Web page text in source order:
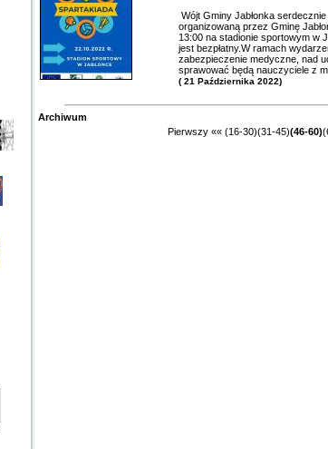
Wójt Gminy Jabłonka
organizowaną przez Gminę
13:00 na stadionie sportowym w
jest bezpłatny.W ramach
zabezpieczenie medyczne, nad
sprawować będą nauczyciele z
( 21 Października 2022)
Archiwum
Pierwszy «« (16-30)(31-45)(46-60)